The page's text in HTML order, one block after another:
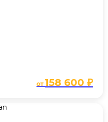
от158 600 ₽